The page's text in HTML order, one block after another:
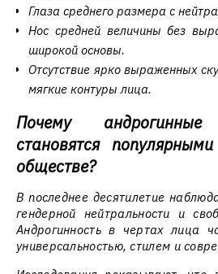
Глаза среднего размера с
Нос средней величины без
широкой основы.
Отсутствие ярко выраженных
мягкие контуры лица.
Почему
становятся
обществе?
В последнее десятилетие
гендерной нейтральности и
Андрогинность в чертах лица
универсальностью, стилем и